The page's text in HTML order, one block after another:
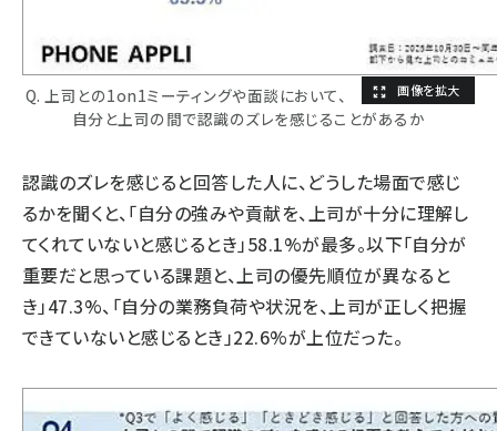
Q. 上司との1on1ミーティングや面談において、
自分と上司の間で認識のズレを感じることがあるか
認識のズレを感じると回答した人に、どうした場面で感じ
るかを聞くと、「自分の強みや貢献を、上司が十分に理解し
てくれていないと感じるとき」58.1%が最多。以下「自分が
重要だと思っている課題と、上司の優先順位が異なると
き」47.3%、「自分の業務負荷や状況を、上司が正しく把握
できていないと感じるとき」22.6%が上位だった。